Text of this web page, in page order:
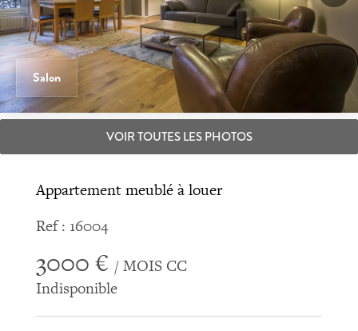
Salon
VOIR TOUTES LES PHOTOS
Appartement meublé à louer
Ref : 16004
3000 € / MOIS CC
Indisponible